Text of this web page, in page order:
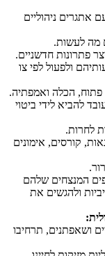
אתגרים ניהוליים
מה לעשות.
פתרונות חדשניים.
ולפעול לפי צו
פתוח, הכלה ואמפתיה.
להביא לידי ביטוי
לחרות.
קורסים, אימונים
המנצחים שלהם
ולהגשים את
ושאפתנים, תרחיבו